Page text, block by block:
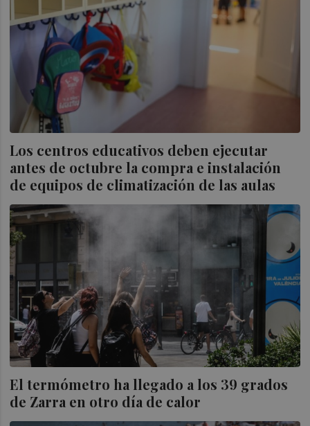
Los centros educativos deben ejecutar
antes de octubre la compra e instalación
de equipos de climatización de las aulas
El termómetro ha llegado a los 39 grados
de Zarra en otro día de calor